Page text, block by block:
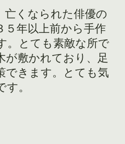
亡くなられた俳優の
５年以上前から手作
。とても素敵な所で
が敷かれており、足
できます。とても気
。